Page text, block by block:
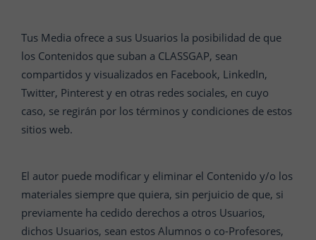
Tus Media ofrece a sus Usuarios la posibilidad de que
los Contenidos que suban a CLASSGAP, sean
compartidos y visualizados en Facebook, LinkedIn,
Twitter, Pinterest y en otras redes sociales, en cuyo
caso, se regirán por los términos y condiciones de estos
sitios web.
El autor puede modificar y eliminar el Contenido y/o los
materiales siempre que quiera, sin perjuicio de que, si
previamente ha cedido derechos a otros Usuarios,
dichos Usuarios, sean estos Alumnos o co-Profesores,